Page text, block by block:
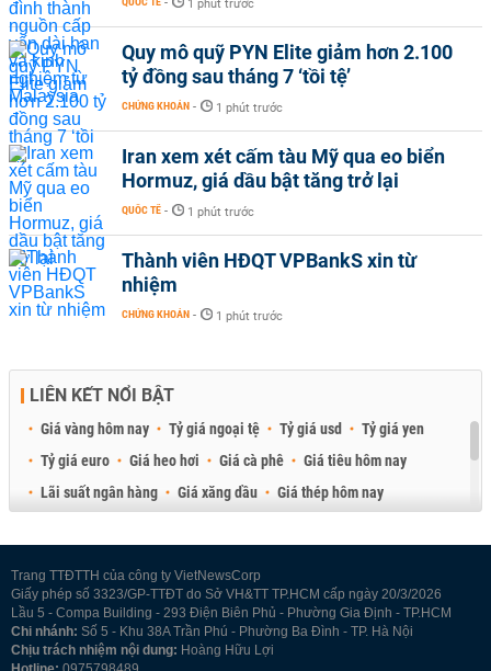
1 phút trước
Quy mô quỹ PYN Elite giảm hơn 2.100
tỷ đồng sau tháng 7 ‘tồi tệ’
CHỨNG KHOÁN - 1 phút trước
Iran xem xét cấm tàu Mỹ qua eo biển
Hormuz, giá dầu bật tăng trở lại
QUỐC TẾ - 1 phút trước
Thành viên HĐQT VPBankS xin từ
nhiệm
CHỨNG KHOÁN - 1 phút trước
LIÊN KẾT NỔI BẬT
Giá vàng hôm nay Tỷ giá ngoại tệ Tỷ giá usd
Tỷ giá yen
Tỷ giá euro
Giá heo hơi Giá cà phê
Giá tiêu hôm nay
Lãi suất ngân hàng
Giá xăng dầu
Giá thép hôm nay
Trang TTĐTTH của công ty VietNewsCorp
Giấy phép số 3323/GP-TTĐT do Sở VH&TT TP.HCM cấp ngày 20/3/2026
Lầu 5 - Compa Building - 293 Điện Biên Phủ - Phường Gia Định - TP.HCM
Chi nhánh: Số 5 - Khu 38A Trần Phú - Phường Ba Đình - TP. Hà Nội
Chịu trách nhiệm nội dung: Hoàng Hữu Lợi